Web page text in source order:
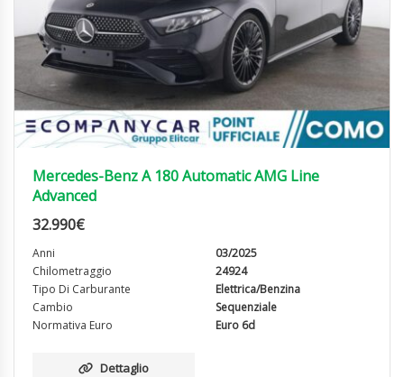
Mercedes-Benz A 180 Automatic AMG Line
Advanced
32.990€
Anni
03/2025
Chilometraggio
24924
Tipo Di Carburante
Elettrica/Benzina
Cambio
Sequenziale
Normativa Euro
Euro 6d
Dettaglio